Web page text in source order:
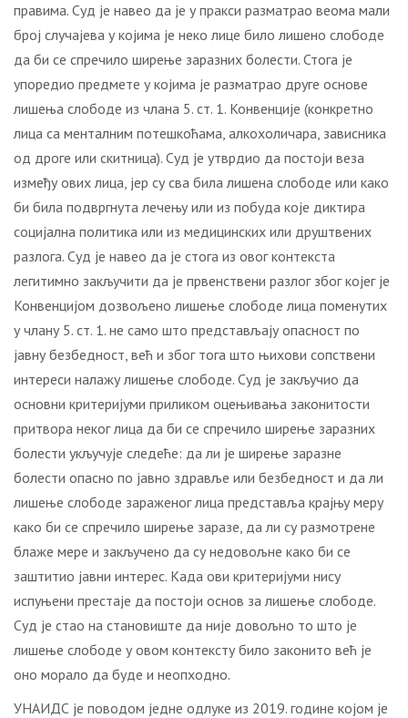
правима. Суд је навео да је у пракси разматрао веома мали
број случајева у којима је неко лице било лишено слободе
да би се спречило ширење заразних болести. Стога је
упоредио предмете у којима је разматрао друге основе
лишења слободе из члана 5. ст. 1. Конвенције (конкретно
лица са менталним потешкоћама, алкохоличара, зависника
од дроге или скитница). Суд је утврдио да постоји веза
између ових лица, јер су сва била лишена слободе или како
би била подвргнута лечењу или из побуда које диктира
социјална политика или из медицинских или друштвених
разлога. Суд је навео да је стога из овог контекста
легитимно закључити да је првенствени разлог због којег је
Конвенцијом дозвољено лишење слободе лица поменутих
у члану 5. ст. 1. не само што представљају опасност по
јавну безбедност, већ и због тога што њихови сопствени
интереси налажу лишење слободе. Суд је закључио да
основни критеријуми приликом оцењивања законитости
притвора неког лица да би се спречило ширење заразних
болести укључује следеће: да ли је ширење заразне
болести опасно по јавно здравље или безбедност и да ли
лишење слободе зараженог лица представља крајњу меру
како би се спречило ширење заразе, да ли су размотрене
блаже мере и закључено да су недовољне како би се
заштитио јавни интерес. Када ови критеријуми нису
испуњени престаје да постоји основ за лишење слободе.
Суд је стао на становиште да није довољно то што је
лишење слободе у овом контексту било законито већ је
оно морало да буде и неопходно.
УНАИДС је поводом једне одлуке из 2019. године којом је